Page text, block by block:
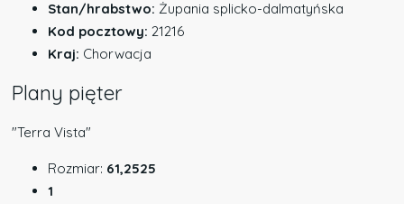
Stan/hrabstwo: Żupania splicko-dalmatyńska
Kod pocztowy: 21216
Kraj: Chorwacja
Plany pięter
"Terra Vista"
Rozmiar: 61,2525
1